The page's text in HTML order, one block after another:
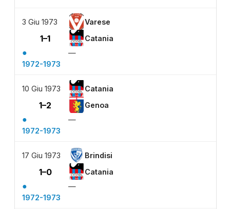
3 Giu 1973 Varese
1–1 Catania
●
—
1972-1973
10 Giu 1973 Catania
1–2 Genoa
●
—
1972-1973
17 Giu 1973 Brindisi
1–0 Catania
●
—
1972-1973